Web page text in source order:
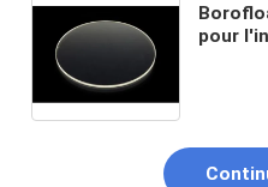
pour